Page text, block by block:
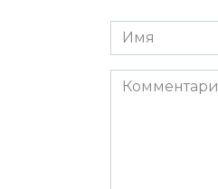
Имя
Комментарий